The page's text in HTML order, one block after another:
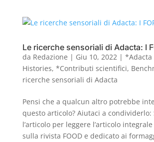
Le ricerche sensoriali di Adacta: I
da Redazione | Giu 10, 2022| *Adacta
Histories, *Contributi scientifici,
ricerche sensoriali di Adacta
Pensi che a qualcun altro potrebbe
questo articolo? Aiutaci a condividerlo:
l’articolo per leggere l’articolo
sulla rivista FOOD e dedicato ai